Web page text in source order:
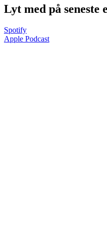
Lyt med på seneste
Spotify
Apple Podcast